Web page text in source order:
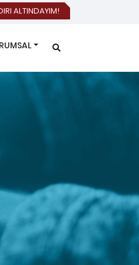
ALTINDAYIM!